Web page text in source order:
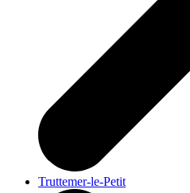
Truttemer-le-Petit